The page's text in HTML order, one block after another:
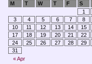
M T W T F S
« Apr
1
3
4 5 6 7 8
10
11 12 13 14 15
17
18 19 20 21 22
24
25 26 27 28 29
31